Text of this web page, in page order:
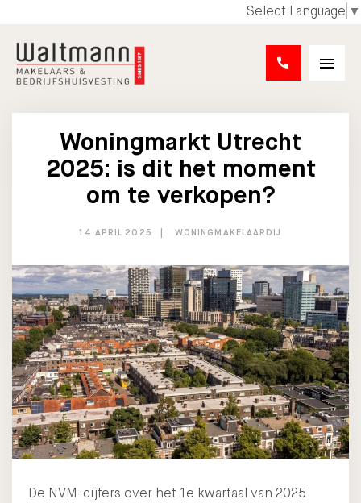
Select Language ▼
Woningmarkt Utrecht
2025: is dit het moment
om te verkopen?
14 APRIL 2025 WONINGMAKELAARDIJ
De NVM-cijfers over het 1e kwartaal van 2025